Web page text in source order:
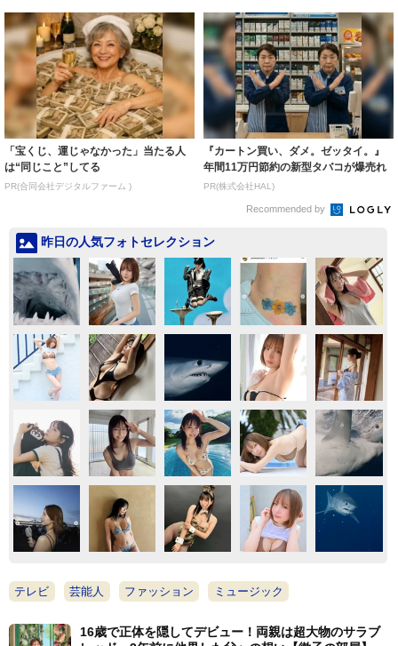
「宝くじ、運じゃなかった」当たる人
は“同じこと”してる
PR(合同会社デジタルファーム )
『カートン買い、ダメ。ゼッタイ。』
年間11万円節約の新型タバコが爆売れ
PR(株式会社HAL)
Recommended by
昨日の人気フォトセレクション
テレビ 芸能人 ファッション ミュージック
16歳で正体を隠してデビュー！両親は超大物のサラブ